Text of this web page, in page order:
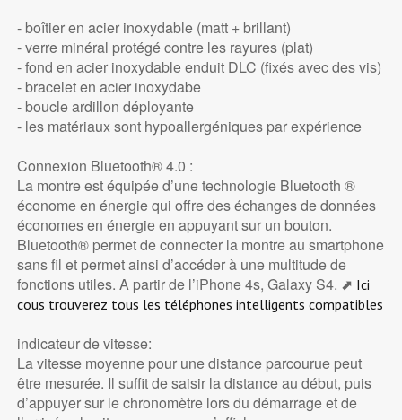
- boîtier en acier inoxydable (matt + brillant)
- verre minéral protégé contre les rayures (plat)
- fond en acier inoxydable enduit DLC (fixés avec des vis)
- bracelet en acier inoxydabe
- boucle ardillon déployante
- les matériaux sont hypoallergéniques par expérience
Connexion Bluetooth® 4.0 :
La montre est équipée d’une technologie Bluetooth ®
économe en énergie qui offre des échanges de données
économes en énergie en appuyant sur un bouton.
Bluetooth® permet de connecter la montre au smartphone
sans fil et permet ainsi d’accéder à une multitude de
fonctions utiles. A partir de l’iPhone 4s, Galaxy S4. ⬈ Ici
cous trouverez tous les téléphones intelligents compatibles
indicateur de vitesse:
La vitesse moyenne pour une distance parcourue peut
être mesurée. Il suffit de saisir la distance au début, puis
d’appuyer sur le chronomètre lors du démarrage et de